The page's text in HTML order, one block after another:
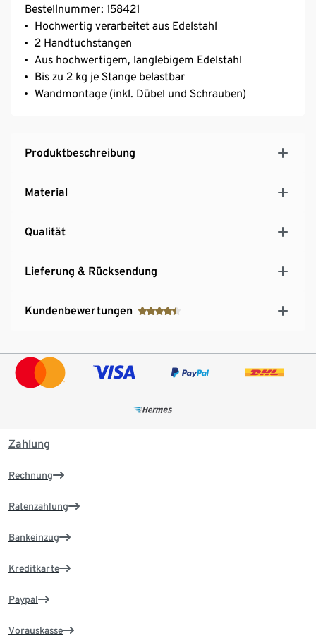
Bestellnummer: 158421
Hochwertig verarbeitet aus Edelstahl
2 Handtuchstangen
Aus hochwertigem, langlebigem Edelstahl
Bis zu 2 kg je Stange belastbar
Wandmontage (inkl. Dübel und Schrauben)
Produktbeschreibung
Material
Qualität
Lieferung & Rücksendung
Kundenbewertungen
Zahlung
Rechnung
Ratenzahlung
Bankeinzug
Kreditkarte
Paypal
Vorauskasse